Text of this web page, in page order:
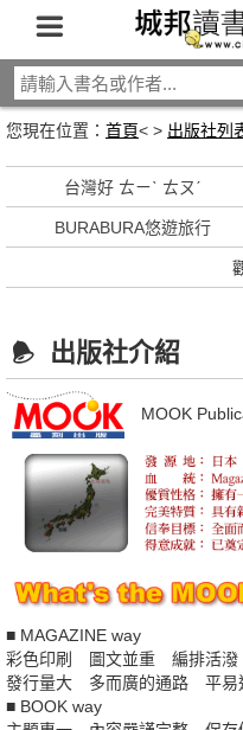
您現在位置： 首頁< > 出版社列
台灣好 ㄊㄧˋ ㄊㄡˊ
BURABURA悠遊旅行
出版社介紹
MOOK
■ MAGAZINE way
彩色印刷 圖文並重 編排活
發行量大 多而廣的通路 平易
■ BOOK way